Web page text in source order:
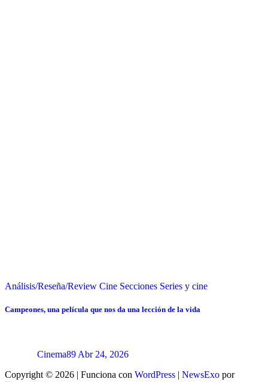
Análisis/Reseña/Review Cine Secciones Series y cine
Campeones, una película que nos da una lección de la vida
Cinema89 Abr 24, 2026
Copyright © 2026 | Funciona con WordPress | NewsExo por